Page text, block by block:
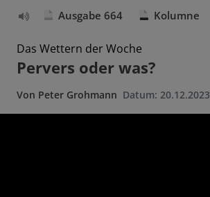
vorlesen
Ausgabe 664 Kolumne
Das Wettern der Woche
Pervers oder was?
Von Peter Grohmann Datum: 20.12.2023